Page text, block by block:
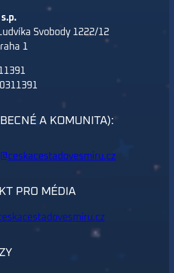
Svobody 1222/12
1
A KOMUNITA):
PRO MÉDIA